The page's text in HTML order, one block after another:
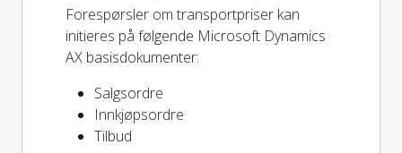
Forespørsler om transportpriser kan
initieres på følgende Microsoft Dynamics
AX basisdokumenter:
Salgsordre
Innkjøpsordre
Tilbud